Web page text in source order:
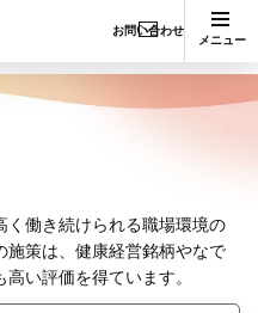
お問い合わせ
メニュー
く働き続けられる職場環境の
施策は、健康経営銘柄やなで
い評価を得ています。